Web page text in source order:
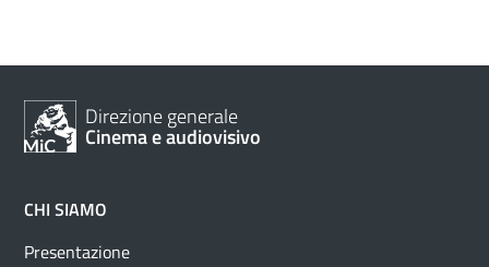
Direzione generale
Cinema e audiovisivo
CHI SIAMO
Presentazione